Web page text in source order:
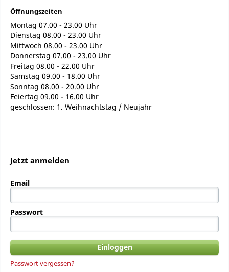
Öffnungszeiten
Montag 07.00 - 23.00 Uhr
Dienstag 08.00 - 23.00 Uhr
Mittwoch 08.00 - 23.00 Uhr
Donnerstag 07.00 - 23.00 Uhr
Freitag 08.00 - 22.00 Uhr
Samstag 09.00 - 18.00 Uhr
Sonntag 08.00 - 20.00 Uhr
Feiertag 09.00 - 16.00 Uhr
geschlossen: 1. Weihnachtstag / Neujahr
Jetzt anmelden
Email
Passwort
Passwort vergessen?